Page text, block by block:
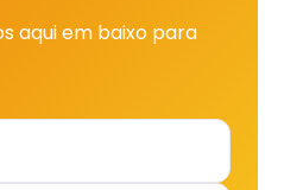
aqui em baixo para